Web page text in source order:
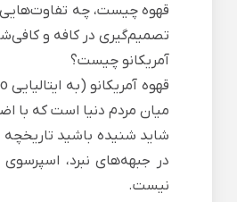
قهوه چیست، چه تفاوت‌هایی
تصمیم‌گیری‌ در کافه و
آمریکانو چیست؟
میان مردم دنیا است که با
در جبهه‌های نبرد، اسپرسوی
نیست.